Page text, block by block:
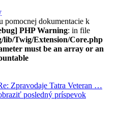
pomocnej dokumentacie k
PHP Warning: in file
Twig/Extension/Core.php
must be an array or an
Zpravodaje Tatra Veteran …
posledný príspevok